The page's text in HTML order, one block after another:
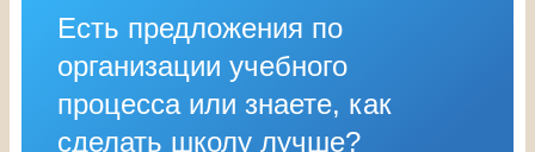
Есть предложения по
организации учебного
процесса или знаете, как
сделать школу лучше?